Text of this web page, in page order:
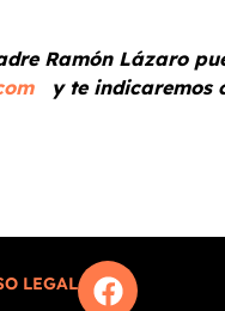
Ramón Lázaro
y te indicaremos
LEGAL